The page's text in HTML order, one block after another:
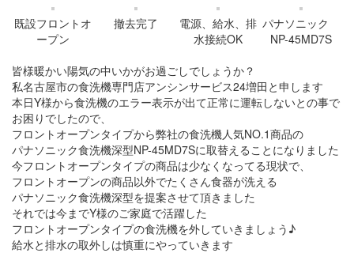
既設フロントオ
ープン
撤去完了
電源、給水、排
水接続OK
パナソニック
NP-45MD7S
皆様暖かい陽気の中いかがお過ごしでしょうか？
私名古屋市の食洗機専門店アンシンサービス24増田と申します
本日Y様から食洗機のエラー表示が出て正常に運転しないとの事で
お困りでしたので、
フロントオープンタイプから弊社の食洗機人気NO.1商品の
パナソニック食洗機深型NP-45MD7Sに取替えることになりました
今フロントオープンタイプの商品は少なくなってる現状で、
フロントオープンの商品以外でたくさん食器が洗える
パナソニック食洗機深型を提案させて頂きました
それでは今までY様のご家庭で活躍した
フロントオープンタイプの食洗機を外していきましょう♪
給水と排水の取外しは慎重にやっていきます